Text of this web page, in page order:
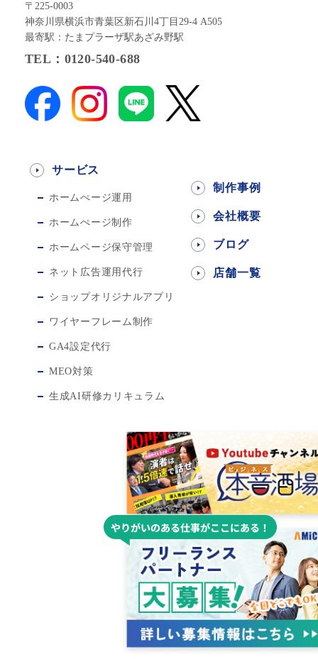
〒225-0003
神奈川県横浜市青葉区新石川4丁目29-4 A505
最寄駅：たまプラーザ駅あざみ野駅
TEL：0120-540-688
サービス
ホームぺージ運用
ホームぺージ制作
ホームページ保守管理
ネット広告運用代行
ショップオリジナルアプリ
ワイヤーフレーム制作
GA4設定代行
MEO対策
生成AI研修カリキュラム
制作事例
会社概要
ブログ
店舗一覧